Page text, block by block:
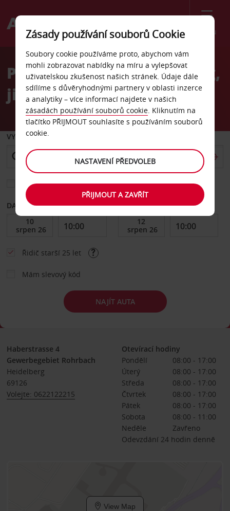
Menu
Welcome
AvisPronájem auta Heidelberg,
jih
VYZVEDNOUT Z
Vyberte si jiné místo vrácení
DATUM OD DATUM DO
Řidič starší 25 let
Mám slevový kód
NAJÍT AUTA
Haberstrasse 4
Gewerbegebiet Rohrbach
Heidelberg
69126
Volejte: 0622122215
Otevírací hodiny
Pondělí
08:00 - 17:00
Úterý
08:00 - 17:00
Středa
08:00 - 17:00
Čtvrtek
08:00 - 17:00
Pátek
08:00 - 17:00
Sobota
08:00 - 11:00
Neděle
Zavřeno
Odevzdání 24 hodin denně
View Map
Zásady používání souborů Cookie
Soubory cookie používáme proto, abychom vám
mohli zobrazovat nabídky na míru a vylepšovat
uživatelskou zkušenost našich stránek. Údaje dále
sdílíme s důvěryhodnými partnery v oblasti inzerce
a analytiky – více informací najdete v našich
zásadách používání souborů cookie. Kliknutím na
tlačítko PŘIJMOUT souhlasíte s používáním souborů
cookie.
NASTAVENÍ PŘEDVOLEB
PŘIJMOUT A ZAVŘÍT